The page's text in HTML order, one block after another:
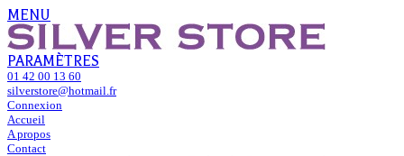
MENU
PARAMÈTRES
01 42 00 13 60
silverstore@hotmail.fr
Connexion
Accueil
A propos
Contact